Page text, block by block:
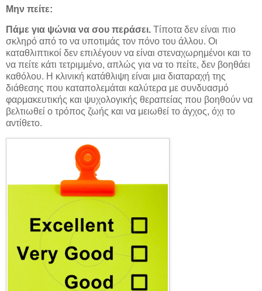
Μην πείτε:
Πάμε για ψώνια να σου περάσει. Τίποτα δεν είναι πιο
σκληρό από το να υποτιμάς τον πόνο του άλλου. Οι
καταθλιπτικοί δεν επιλέγουν να είναι στεναχωρημένοι και το
να πείτε κάτι τετριμμένο, απλώς για να το πείτε, δεν βοηθάει
καθόλου. Η κλινική κατάθλιψη είναι μια διαταραχή της
διάθεσης που καταπολεμάται καλύτερα με συνδυασμό
φαρμακευτικής και ψυχολογικής θεραπείας που βοηθούν να
βελτιωθεί ο τρόπος ζωής και να μειωθεί το άγχος, όχι το
αντίθετο.